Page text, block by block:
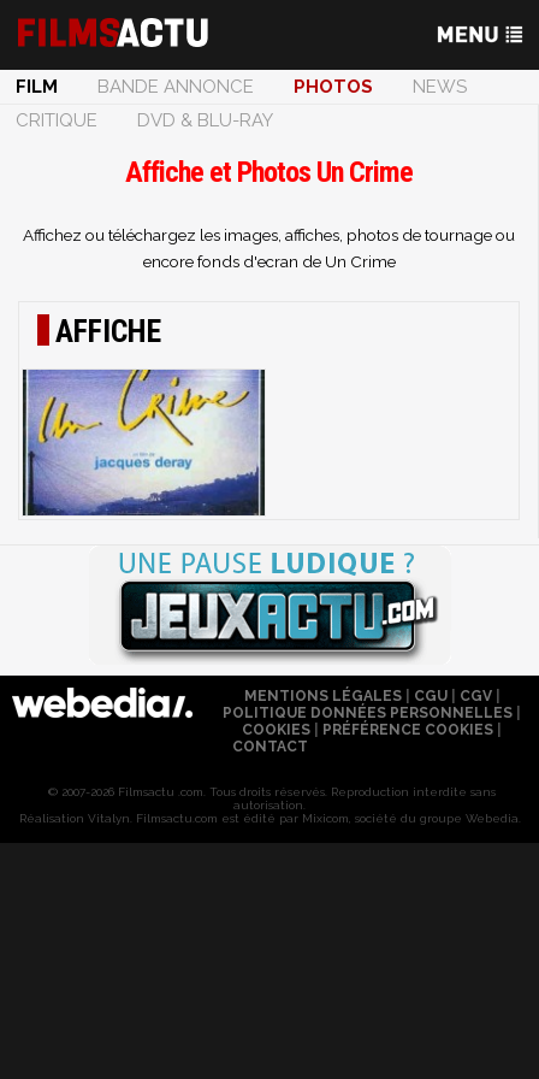
FILM BANDE ANNONCE PHOTOS
NEWS
CRITIQUE
DVD & BLU-RAY
Affiche et Photos Un Crime
Affichez ou téléchargez les images, affiches, photos de tournage ou
encore fonds d'ecran de Un Crime
AFFICHE
MENTIONS LÉGALES| CGU| CGV|
POLITIQUE DONNÉES PERSONNELLES
COOKIES
PRÉFÉRENCE COOKIES
CONTACT
© 2007-2026 Filmsactu .com. Tous droits réservés. Reproduction interdite sans
autorisation.
Réalisation Vitalyn . Filmsactu .com est édité par Mixicom, société du groupe Webedia.